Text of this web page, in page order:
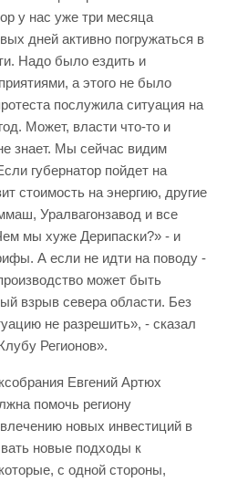
у нас уже три месяца
дней активно погружаться в
Надо было ездить и
а этого не было
послужила ситуация на
Может, власти что-то и
знает. Мы сейчас видим
губернатор пойдет на
стоимость на энергию, другие
Уралвагонзавод и все
мы хуже Дерипаски?» - и
А если не идти на поводу -
может быть
взрыв севера области. Без
не разрешить», - сказал
Регионов».
Евгений Артюх
помочь региону
новых инвестиций в
новые подходы к
с одной стороны,